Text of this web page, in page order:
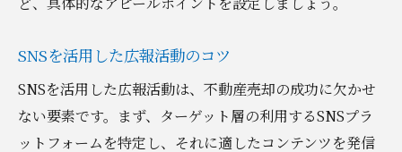
SNSを活用した広報活動のコツ
SNSを活用した広報活動は、不動産売却の成功に欠かせ
ない要素です。まず、ターゲット層の利用するSNSプラ
ットフォームを特定し、それに適したコンテンツを発信